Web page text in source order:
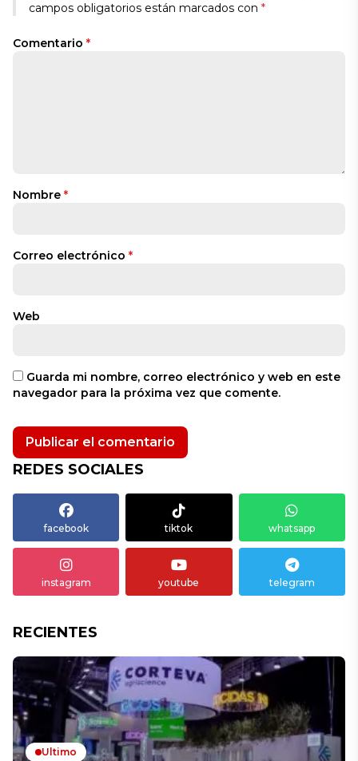
campos obligatorios están marcados con *
Comentario *
Nombre *
Correo electrónico *
Web
Guarda mi nombre, correo electrónico y web en este
navegador para la próxima vez que comente.
REDES SOCIALES
facebook tiktok whatsapp
instagram youtube telegram
RECIENTES
Ultimo